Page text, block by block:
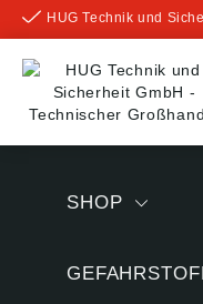
springen
HUG Technik und
SHOP